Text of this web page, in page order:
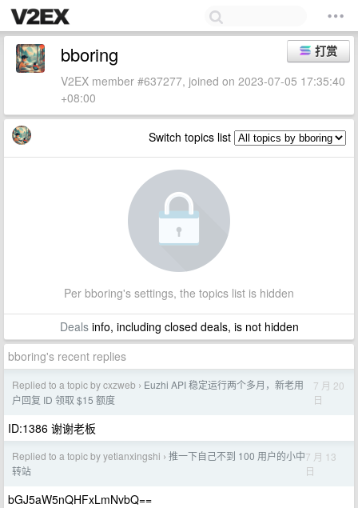
打赏
bboring
V2EX member #637277, joined on 2023-07-05 17:35:40
+08:00
Switch topics list
Per bboring's settings, the topics list is hidden
Dealsinfo, including closed deals, is not hidden
bboring's recent replies
Replied to a topic by cxzweb › Euzhi API 稳定运行两个多月，新老用
户回复 ID 领取 $15 额度
7 月 20
日
ID:1386 谢谢老板
Replied to a topic by yetianxingshi › 推一下自己不到 100 用户的小中
转站
7 月 13
日
bGJ5aW5nQHFxLmNvbQ==